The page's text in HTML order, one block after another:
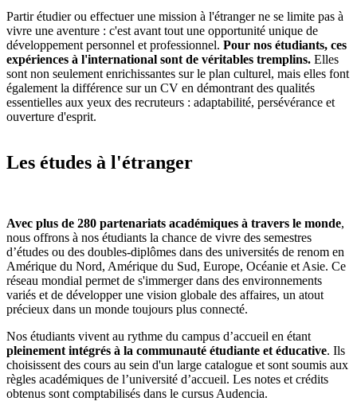
Partir étudier ou effectuer une mission à l'étranger ne se limite pas à
vivre une aventure : c'est avant tout une opportunité unique de
développement personnel et professionnel. Pour nos étudiants, ces
expériences à l'international sont de véritables tremplins. Elles
sont non seulement enrichissantes sur le plan culturel, mais elles font
également la différence sur un CV en démontrant des qualités
essentielles aux yeux des recruteurs : adaptabilité, persévérance et
ouverture d'esprit.
Les études à l'étranger
Avec plus de 280 partenariats académiques à travers le monde,
nous offrons à nos étudiants la chance de vivre des semestres
d’études ou des doubles-diplômes dans des universités de renom en
Amérique du Nord, Amérique du Sud, Europe, Océanie et Asie. Ce
réseau mondial permet de s'immerger dans des environnements
variés et de développer une vision globale des affaires, un atout
précieux dans un monde toujours plus connecté.
Nos étudiants vivent au rythme du campus d’accueil en étant
pleinement intégrés à la communauté étudiante et éducative. Ils
choisissent des cours au sein d'un large catalogue et sont soumis aux
règles académiques de l’université d’accueil. Les notes et crédits
obtenus sont comptabilisés dans le cursus Audencia.